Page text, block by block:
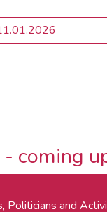
coming
Politicians and